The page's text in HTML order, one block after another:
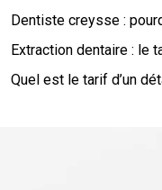
Dentiste creysse :
Extraction dentaire : le
Quel est le tarif d’un